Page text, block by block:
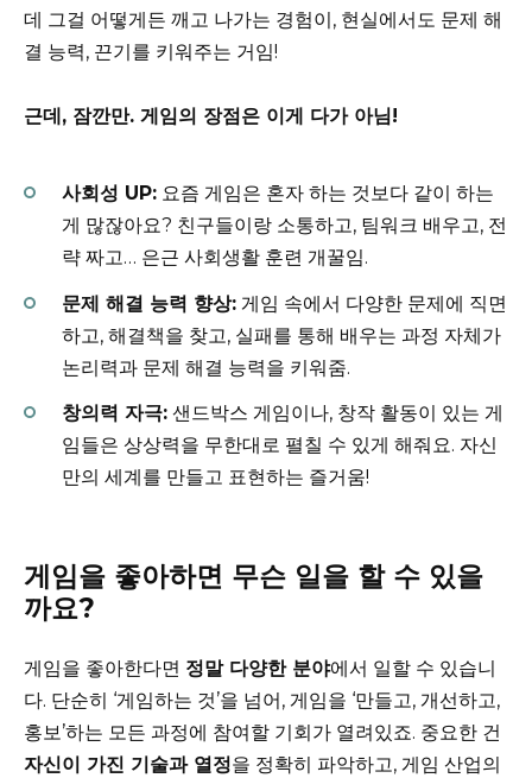
데 그걸 어떻게든 깨고 나가는 경험이, 현실에서도 문제 해
결 능력, 끈기를 키워주는 거임!
근데, 잠깐만. 게임의 장점은 이게 다가 아님!
사회성 UP: 요즘 게임은 혼자 하는 것보다 같이 하는
게 많잖아요? 친구들이랑 소통하고, 팀워크 배우고, 전
략 짜고… 은근 사회생활 훈련 개꿀임.
문제 해결 능력 향상: 게임 속에서 다양한 문제에 직면
하고, 해결책을 찾고, 실패를 통해 배우는 과정 자체가
논리력과 문제 해결 능력을 키워줌.
창의력 자극: 샌드박스 게임이나, 창작 활동이 있는 게
임들은 상상력을 무한대로 펼칠 수 있게 해줘요. 자신
만의 세계를 만들고 표현하는 즐거움!
게임을 좋아하면 무슨 일을 할 수 있을
까요?
게임을 좋아한다면 정말 다양한 분야에서 일할 수 있습니
다. 단순히 ‘게임하는 것’을 넘어, 게임을 ‘만들고, 개선하고,
홍보’하는 모든 과정에 참여할 기회가 열려있죠. 중요한 건
자신이 가진 기술과 열정을 정확히 파악하고, 게임 산업의